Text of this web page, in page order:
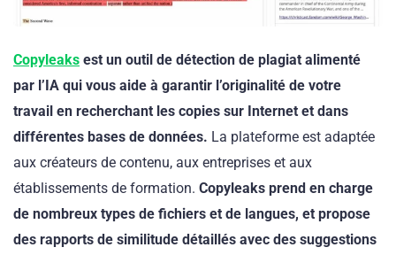
Copyleaks est un outil de détection de plagiat alimenté
par l’IA qui vous aide à garantir l’originalité de votre
travail en recherchant les copies sur Internet et dans
différentes bases de données. La plateforme est adaptée
aux créateurs de contenu, aux entreprises et aux
établissements de formation. Copyleaks prend en charge
de nombreux types de fichiers et de langues, et propose
des rapports de similitude détaillés avec des suggestions